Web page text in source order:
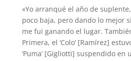
«Yo arranqué el año de
poco baja, pero dando lo mejor
me fui ganando el lugar.
Primera, el ‘Colo’ [Ramírez]
‘Puma’ [Gigliotti] suspendido en